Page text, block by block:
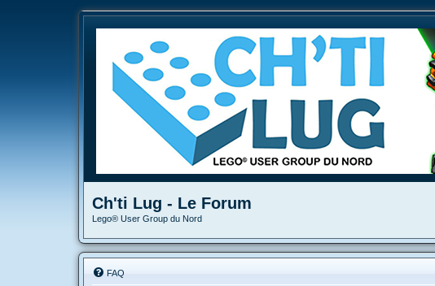
Ch'ti Lug - Le Forum
Lego® User Group du Nord
FAQ